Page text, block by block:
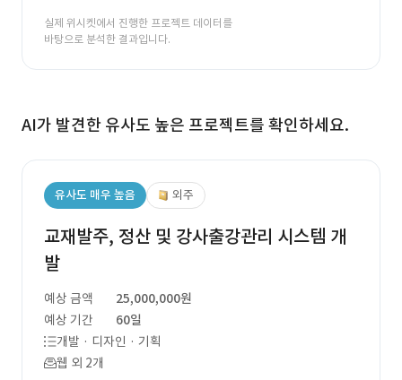
실제 위시켓에서 진행한 프로젝트 데이터를
바탕으로 분석한 결과입니다.
AI가 발견한 유사도 높은 프로젝트를 확인하세요.
유사도 매우 높음 외주
교재발주, 정산 및 강사출강관리 시스템 개
발
예상 금액
25,000,000원
예상 기간
60일
개발 · 디자인 · 기획
웹 외 2개